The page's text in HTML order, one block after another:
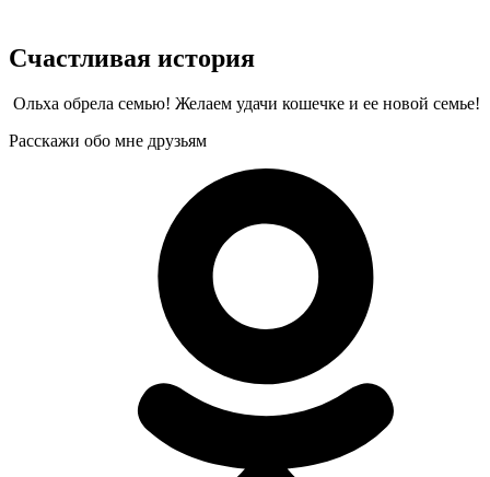
Счастливая история
Ольха обрела семью! Желаем удачи кошечке и ее новой семье!
Расскажи обо мне друзьям